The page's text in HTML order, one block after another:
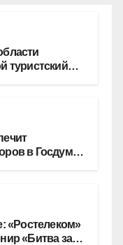
туристский
в Госдуму
«Ростелеком»
«Битва за